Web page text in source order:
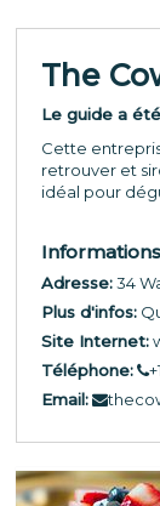
The
Le guide a
Cette
retrouver et
idéal pour
Adresse:34
Plus d'infos:
Site Internet:
Téléphone:
Email: